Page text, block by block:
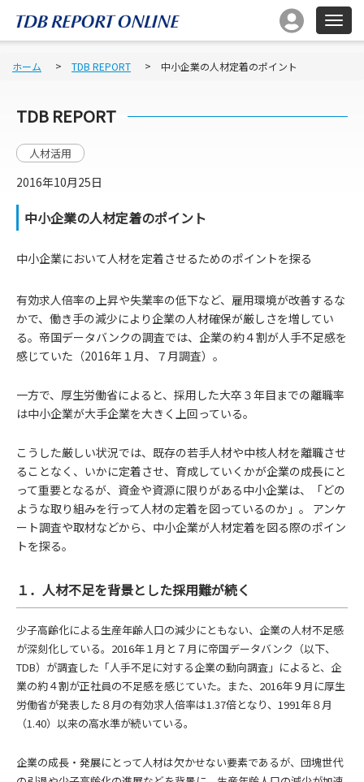
ホーム TDB REPORT 中小企業の人材定着のポイント
TDB REPORT
人材活用
2016年10月25日
中小企業の人材定着のポイント
中小企業において人材を定着させるためのポイントを探る
有効求人倍率の上昇や失業率の低下など、雇用環境が改善するな
かで、働き手の減少により企業の人材確保が厳しさを増してい
る。帝国データバンクの調査では、企業の約４割が人手不足感を
感じていた（2016年１月、７月調査）。
一方で、厚生労働省によると、採用した大卒３年目までの離職率
は中小企業が大手企業を大きく上回っている。
こうした厳しい状況では、既存の若手人材や中核人材を離職させ
ることなく、いかに定着させ、育成していくかが企業の成長にと
って重要となるが、資金や資源に限りがある中小企業は、「どの
ような取り組みを行って人材の定着を図っているのか」。 アンケ
ート調査や取材などから、中小企業が人材定着を図る際のポイン
トを探る。
１．人材不足を背景とした採用難が続く
少子高齢化による生産年齢人口の減少にともない、企業の人材不足感
が深刻化している。2016年１月と７月に帝国データバンク（以下、
TDB）が調査した「人手不足に対する企業の動向調査」によると、企
業の約４割が正社員の不足感を感じていた。また、2016年９月に厚生
労働省が発表した８月の有効求人倍率は1.37倍となり、1991年８月
（1.40）以来の高水準が続いている。
企業の成長・発展にとって人材は欠かせない要素であるが、団塊世代